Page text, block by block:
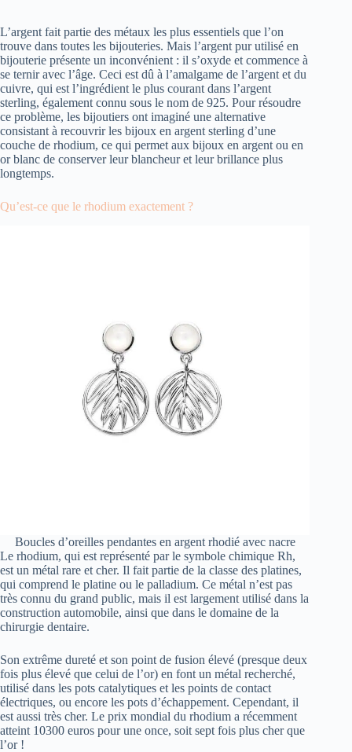
L’argent fait partie des métaux les plus essentiels que l’on
trouve dans toutes les bijouteries. Mais l’argent pur utilisé en
bijouterie présente un inconvénient : il s’oxyde et commence à
se ternir avec l’âge. Ceci est dû à l’amalgame de l’argent et du
cuivre, qui est l’ingrédient le plus courant dans l’argent
sterling, également connu sous le nom de 925. Pour résoudre
ce problème, les bijoutiers ont imaginé une alternative
consistant à recouvrir les bijoux en argent sterling d’une
couche de rhodium, ce qui permet aux bijoux en argent ou en
or blanc de conserver leur blancheur et leur brillance plus
longtemps.
Qu’est-ce que le rhodium exactement ?
Boucles d’oreilles pendantes en argent rhodié avec nacre
Le rhodium, qui est représenté par le symbole chimique Rh,
est un métal rare et cher. Il fait partie de la classe des platines,
qui comprend le platine ou le palladium. Ce métal n’est pas
très connu du grand public, mais il est largement utilisé dans la
construction automobile, ainsi que dans le domaine de la
chirurgie dentaire.
Son extrême dureté et son point de fusion élevé (presque deux
fois plus élevé que celui de l’or) en font un métal recherché,
utilisé dans les pots catalytiques et les points de contact
électriques, ou encore les pots d’échappement. Cependant, il
est aussi très cher. Le prix mondial du rhodium a récemment
atteint 10300 euros pour une once, soit sept fois plus cher que
l’or !